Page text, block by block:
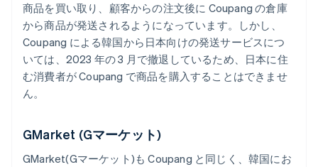
商品を買い取り、顧客からの注文後に Coupang の倉庫
から商品が発送されるようになっています。しかし、
Coupang による韓国から日本向けの発送サービスにつ
いては、2023 年の 3 月で撤退しているため、日本に住
む消費者が Coupang で商品を購入することはできませ
ん。
GMarket (Gマーケット)
GMarket(Gマーケット)も Coupang と同じく、韓国にお